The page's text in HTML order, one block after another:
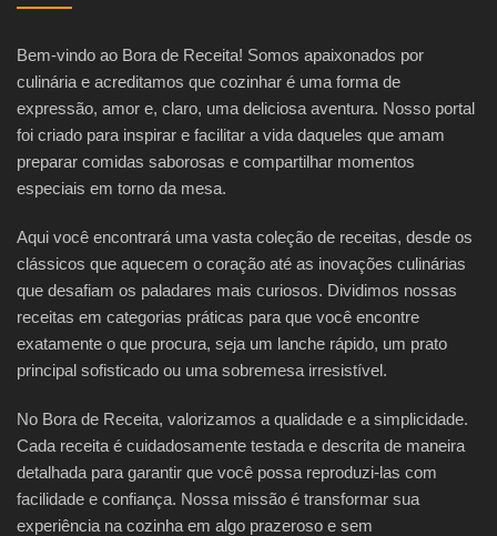
Bem-vindo ao Bora de Receita! Somos apaixonados por
culinária e acreditamos que cozinhar é uma forma de
expressão, amor e, claro, uma deliciosa aventura. Nosso portal
foi criado para inspirar e facilitar a vida daqueles que amam
preparar comidas saborosas e compartilhar momentos
especiais em torno da mesa.
Aqui você encontrará uma vasta coleção de receitas, desde os
clássicos que aquecem o coração até as inovações culinárias
que desafiam os paladares mais curiosos. Dividimos nossas
receitas em categorias práticas para que você encontre
exatamente o que procura, seja um lanche rápido, um prato
principal sofisticado ou uma sobremesa irresistível.
No Bora de Receita, valorizamos a qualidade e a simplicidade.
Cada receita é cuidadosamente testada e descrita de maneira
detalhada para garantir que você possa reproduzi-las com
facilidade e confiança. Nossa missão é transformar sua
experiência na cozinha em algo prazeroso e sem